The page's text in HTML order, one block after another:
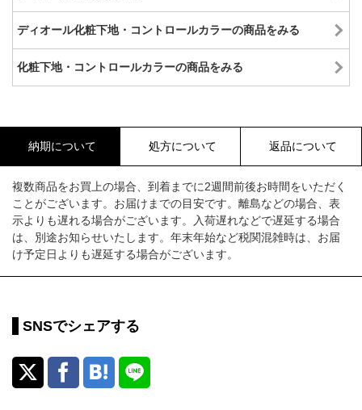
ディオール化粧下地・コントロールカラーの商品をみる
化粧下地・コントロールカラーの商品をみる
納期について 処方について 返品について
複数商品をお買上の場合、到着までに2週間前後お時間をいただく
ことがございます。お届けまでの目安です。離島などの場合、表
示よりも遅れる場合がございます。入荷遅れなどで遅延する場合
は、別途お知らせいたします。年末年始など税関混雑時は、お届
け予定日よりも遅延する場合がございます。
SNSでシェアする